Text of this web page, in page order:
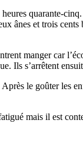
quarante-
ânes et trois
manger car
Ils s’arrêtent
le goûter les
mais il est